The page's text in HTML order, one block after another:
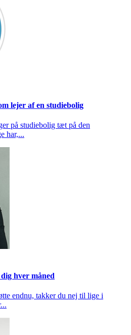
lejer af en studiebolig
på studiebolig tæt på den
har,...
hver måned
endnu, takker du nej til lige i